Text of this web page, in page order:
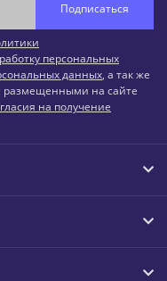
Подписаться
персональных
данных, а так же
размещенными на сайте
на получение